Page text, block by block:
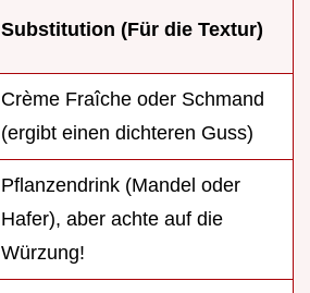
Substitution (Für die Textur)
Crème Fraîche oder Schmand
(ergibt einen dichteren Guss)
Pflanzendrink (Mandel oder
Hafer), aber achte auf die
Würzung!